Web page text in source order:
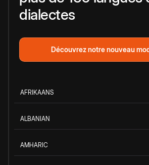
dialectes
Découvrez notre nouveau
AFRIKAANS
ALBANIAN
AMHARIC